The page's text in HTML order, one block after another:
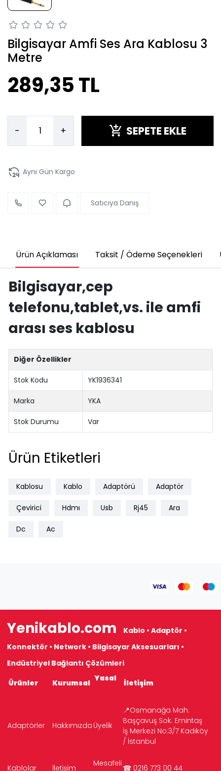
Bilgisayar Amfi Ses Ara Kablosu 3
Metre
289,35 TL
- + SEPETE EKLE
Aynı Gün Kargo
Satıcıya Danış
Ürün Açıklaması Taksit / Ödeme Seçenekleri
Bilgisayar,cep
telefonu,tablet,vs. ile amfi
arası ses kablosu
Diğer Özellikler
Stok Kodu YK1936341
Marka YKA
Stok Durumu Var
Ürün Etiketleri
Kablosu Kablo Adaptörü Adaptör
Çevirici Hdmı Usb Rj45 Ara
Dc Ac
Yenikablo.com
Kablo • Adaptör •
Konnektör • Network • Bilgisayar Aksesuarları •
Endüstriyel Bağlantı Çözümleri
Ürünler
Kurumsal Yasal İletişim
Adaptörler Hakkımızda Üyelik
📍Osmanağa Mah.
Başçavuş Sok. Emintaş
İş Merkezi No:3/7 Kadıköy
/ İstanbul
Kablolar İletişim
Mesafeli ☎ 0216 773 00 44